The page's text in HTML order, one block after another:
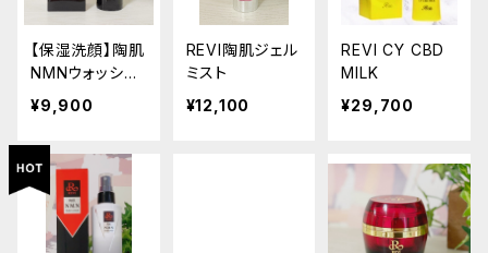
【保湿洗顔】陶肌
NMNウォッシン
グクリーム
¥9,900
REVI陶肌ジェル
ミスト
¥12,100
REVI CY CBD
MILK
¥29,700